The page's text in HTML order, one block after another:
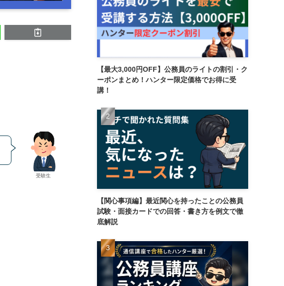
受験生
【最大3,000円OFF】公務員のライトの割引・ク
ーポンまとめ！ハンター限定価格でお得に受
講！
【関心事項編】最近関心を持ったことの公務員
試験・面接カードでの回答・書き方を例文で徹
底解説